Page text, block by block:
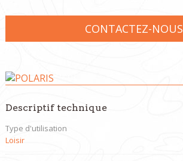
CONTACTEZ-NOUS
Descriptif technique
Type d'utilisation
Loisir